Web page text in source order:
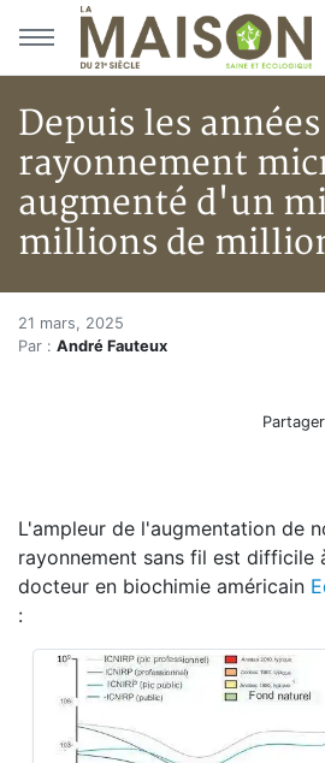
Aller au menu principal
Aller au contenu principal
Depuis les
rayonnement
augmenté d'un
millions de
Accueil
Articles
Depuis les années 1940, le
Depuis les
21 mars, 2025
Par : André Fauteux
L'ampleur de l'augmentation de
rayonnement sans fil est difficile
docteur en biochimie américain
: